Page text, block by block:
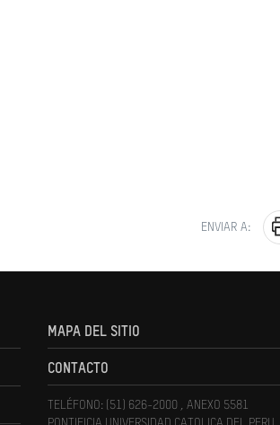
ENVIAR A:
MAPA DEL SITIO
CONTACTO
TELÉFONO: (51) 626-2000 , ANEXO 5581